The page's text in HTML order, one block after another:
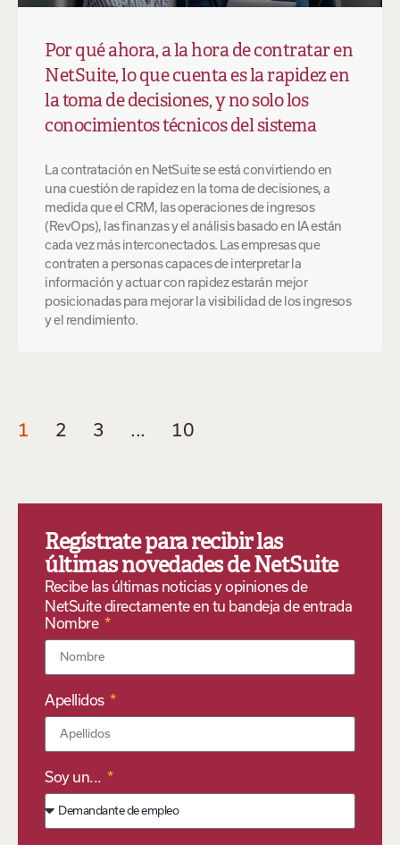
Por qué ahora, a la hora de contratar en
NetSuite, lo que cuenta es la rapidez en
la toma de decisiones, y no solo los
conocimientos técnicos del sistema
La contratación en NetSuite se está convirtiendo en
una cuestión de rapidez en la toma de decisiones, a
medida que el CRM, las operaciones de ingresos
(RevOps), las finanzas y el análisis basado en IA están
cada vez más interconectados. Las empresas que
contraten a personas capaces de interpretar la
información y actuar con rapidez estarán mejor
posicionadas para mejorar la visibilidad de los ingresos
y el rendimiento.
1 2 3 ... 10
Regístrate para recibir las
últimas novedades de NetSuite
Recibe las últimas noticias y opiniones de
NetSuite directamente en tu bandeja de entrada
Nombre
Apellidos
Soy un...